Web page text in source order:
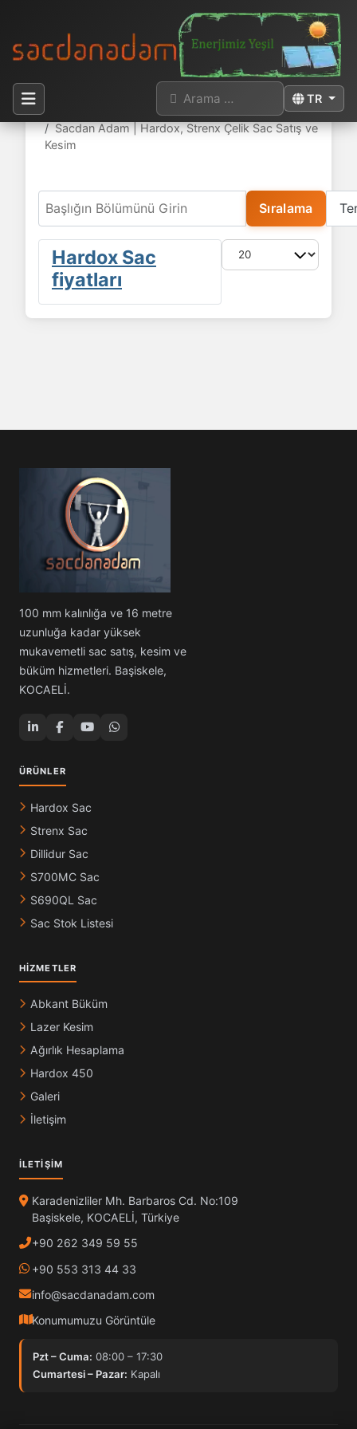
Dilinizi seçin
TR
Arama
Buradasınız:
Sacdan Adam | Hardox, Strenx Çelik Sac Satış ve
Kesim
Sıralama
Göster #
Hardox Sac
fiyatları
100 mm kalınlığa ve 16 metre
uzunluğa kadar yüksek
mukavemetli sac satış, kesim ve
büküm hizmetleri. Başiskele,
KOCAELİ.
ÜRÜNLER
Hardox Sac
Strenx Sac
Dillidur Sac
S700MC Sac
S690QL Sac
Sac Stok Listesi
HIZMETLER
Abkant Büküm
Lazer Kesim
Ağırlık Hesaplama
Hardox 450
Galeri
İletişim
İLETIŞIM
Karadenizliler Mh. Barbaros Cd. No:109
Başiskele, KOCAELİ, Türkiye
+90 262 349 59 55
+90 553 313 44 33
info@sacdanadam.com
Konumumuzu Görüntüle
Pzt – Cuma: 08:00 – 17:30
Cumartesi – Pazar: Kapalı